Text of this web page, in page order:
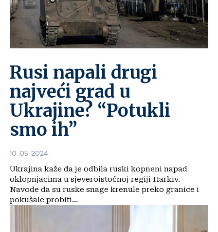
Rusi napali drugi
najveći grad u
Ukrajine? “Potukli
smo ih”
10. 05. 2024.
Ukrajina kaže da je odbila ruski kopneni napad
oklopnjacima u sjeveroistočnoj regiji Harkiv.
Navode da su ruske snage krenule preko granice i
pokušale probiti...